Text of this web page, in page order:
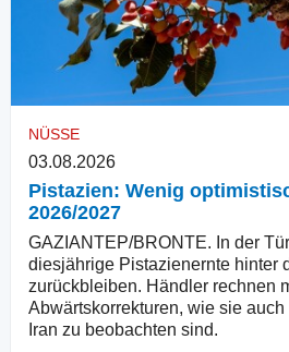
NÜSSE
03.08.2026
Pistazien: Wenig
2026/2027
GAZIANTEP/BRONTE. In der
diesjährige Pistazienernte hinter
zurückbleiben. Händler rechnen
Abwärtskorrekturen, wie sie
Iran zu beobachten sind.